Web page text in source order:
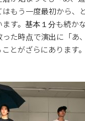
はもう一度最初から、
ます。基本１分も続か
った時点で演出に「あ
ことがざらにあります